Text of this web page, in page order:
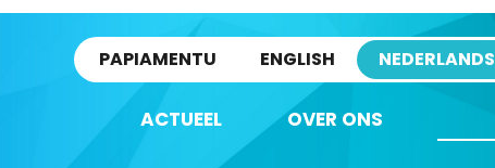
PAPIAMENTU ENGLISH NEDERLANDS
ACTUEEL OVER ONS